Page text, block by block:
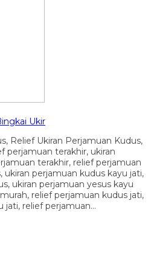
Ukir
Relief Ukiran Perjamuan Kudus,
perjamuan terakhir, ukiran
terakhir, relief perjamuan
ukiran perjamuan kudus kayu jati,
ukiran perjamuan yesus kayu
relief perjamuan kudus jati,
jati, relief perjamuan…